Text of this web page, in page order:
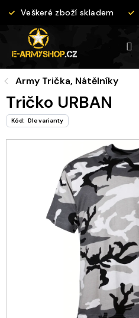
Veškeré zboží skladem
Army Trička, Nátělníky
Tričko URBAN
Kód: Dle varianty